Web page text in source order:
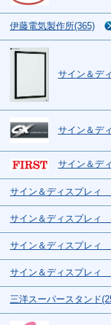
伊藤電気製作所(365)
サイン＆デ
サイン＆デ
サイン＆デ
サイン＆ディスプレ
サイン＆ディスプレィ
サイン＆ディスプレィ
サイン＆ディスプレィ
三洋スーパースタンド